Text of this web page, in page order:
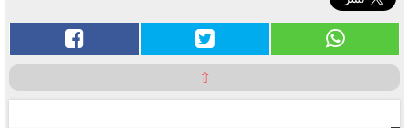
⇧